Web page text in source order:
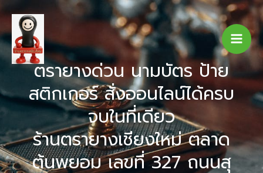
Skip
to
content
ตรายางด่วน นามบัตร ป้าย
สติกเกอร์ สั่งออนไลน์ได้ครบ
จบในที่เดียว
ร้านตรายางเชียงใหม่ ตลาด
ต้นพยอม เลขที่ 327 ถนนสุ